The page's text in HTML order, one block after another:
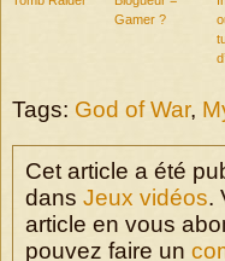
Gamer ?
Tags: God of War,
Cet article a été
dans Jeux vidéos.
article en vous
pouvez faire un